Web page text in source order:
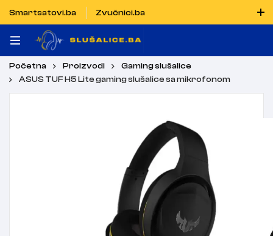
Smartsatovi.ba
Zvučnici.ba
Naručiti možete i porukom putem Vibera i WhatsAppa
Početna Proizvodi
Gaming slušalice
ASUS TUF H5 Lite gaming slušalice sa mikrofonom